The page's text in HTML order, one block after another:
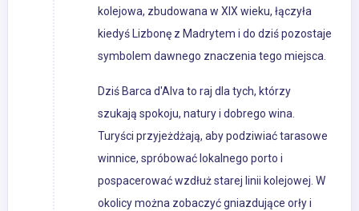
kolejowa, zbudowana w XIX wieku, łączyła
kiedyś Lizbonę z Madrytem i do dziś pozostaje
symbolem dawnego znaczenia tego miejsca.
Dziś Barca d'Alva to raj dla tych, którzy
szukają spokoju, natury i dobrego wina.
Turyści przyjeżdżają, aby podziwiać tarasowe
winnice, spróbować lokalnego porto i
pospacerować wzdłuż starej linii kolejowej. W
okolicy można zobaczyć gniazdujące orły i